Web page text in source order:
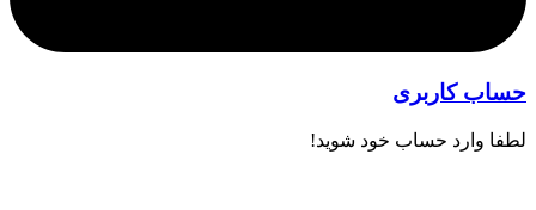
حساب کاربری
لطفا وارد حساب خود شوید!